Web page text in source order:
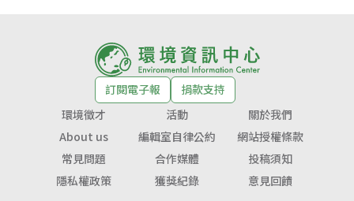
訂閱電子報
捐款支持
環境徵才
活動
關於我們
About us
編輯室自律公約
網站授權條款
常見問題
合作媒體
投稿須知
隱私權政策
獲獎紀錄 意見回饋